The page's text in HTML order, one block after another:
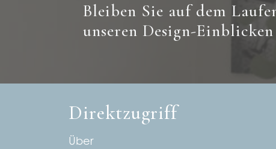
Bleiben Sie auf dem
unseren Design-Einblicken
Direktzugriff
Über